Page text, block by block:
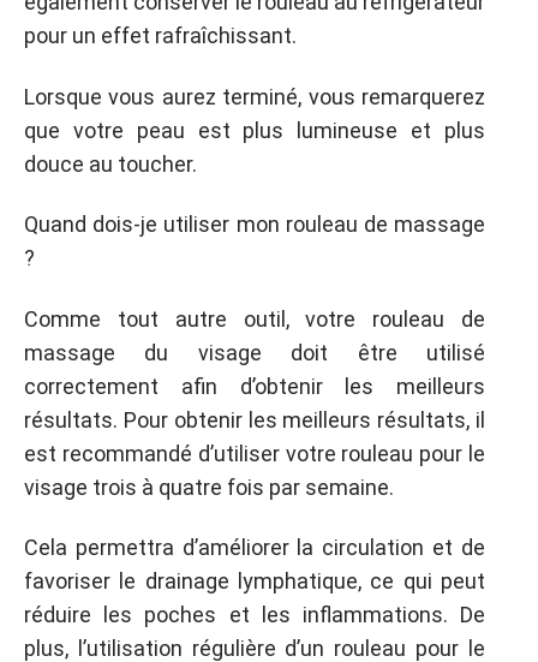
pour un effet rafraîchissant.
Lorsque vous aurez terminé, vous remarquerez
que votre peau est plus lumineuse et plus
douce au toucher.
Quand dois-je utiliser mon rouleau de massage
?
Comme tout autre outil, votre rouleau de
massage du visage doit être utilisé
correctement afin d’obtenir les meilleurs
résultats. Pour obtenir les meilleurs résultats, il
est recommandé d’utiliser votre rouleau pour le
visage trois à quatre fois par semaine.
Cela permettra d’améliorer la circulation et de
favoriser le drainage lymphatique, ce qui peut
réduire les poches et les inflammations. De
plus, l’utilisation régulière d’un rouleau pour le